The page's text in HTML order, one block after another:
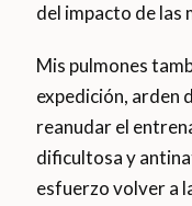
del impacto de las
Mis pulmones
expedición, arden
reanudar el
dificultosa y
esfuerzo volver a